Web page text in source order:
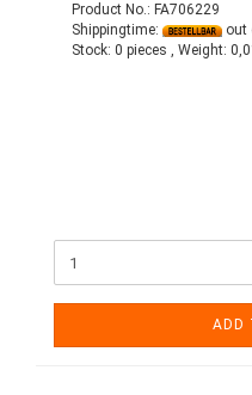
Product No.: FA706229
Shippingtime:
out
Stock: 0 pieces , Weight:
ADD